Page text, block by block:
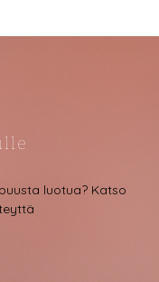
luotua? Katso